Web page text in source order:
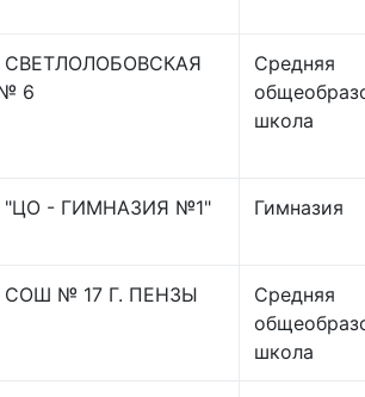
6
Средняя
школа
"ЦО - ГИМНАЗИЯ №1" Гимназия
№ 17 Г. ПЕНЗЫ
Средняя
школа